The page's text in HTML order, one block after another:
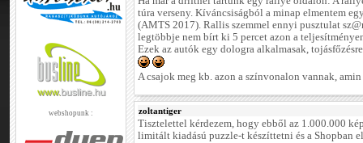
webshopunk :
túra verseny. Kíváncsiságból a minap elmentem
(AMTS 2017). Rallis szemmel ennyi pusztulat
legtöbbje nem bírt ki 5 percet azon a
Ezek az autók egy dologra alkalmasak,
A csajok meg kb. azon a színvonalon vannak,
zoltantiger
Tisztelettel kérdezem, hogy ebből az 1.000.000
limitált kiadású puzzle-t készíttetni és a Shopban